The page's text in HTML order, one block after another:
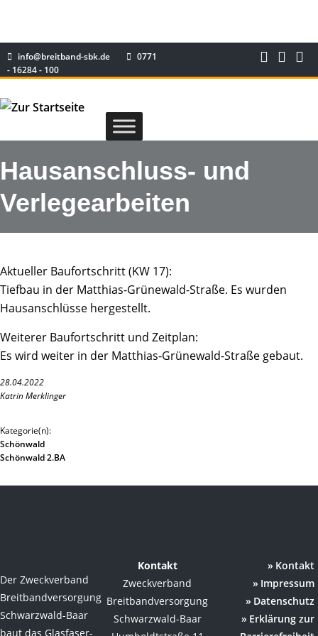
info@breitband-sbk.de
0771
- 16284 - 100
Hausanschluss- und
Verlegearbeiten
Aktueller Baufortschritt (KW 17):
Tiefbau in der Matthias-Grünewald-Straße. Es wurden
Hausanschlüsse hergestellt.
Weiterer Baufortschritt und Zeitplan:
Es wird weiter in der Matthias-Grünewald-Straße gebaut.
28.04.2022
Katrin Merklinger
Kategorie(n):
Schönwald
Schönwald 2.BA
Der Zweckverband
Breitbandversorgung
Schwarzwald-Baar
baut das Glasfaser-
Kontakt
Zweckverband
Breitbandversorgung
Schwarzwald-Baar
Kontakt
Impressum
Datenschutz
Erklärung zur